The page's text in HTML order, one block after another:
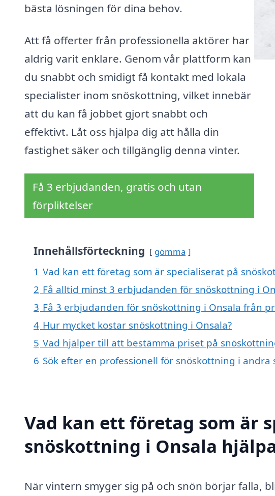
bästa lösningen för dina behov.
Att få offerter från professionella aktörer har
aldrig varit enklare. Genom vår plattform kan
du snabbt och smidigt få kontakt med lokala
specialister inom snöskottning, vilket innebär
att du kan få jobbet gjort snabbt och
effektivt. Låt oss hjälpa dig att hålla din
fastighet säker och tillgänglig denna vinter.
Få 3 erbjudanden, gratis och utan
förpliktelser
Innehållsförteckning gömma
1 Vad kan ett företag som är specialiserat på
2 Få alltid minst 3 erbjudanden för snöskottning i
3 Få 3 erbjudanden för snöskottning i Onsala från
4 Hur mycket kostar snöskottning i Onsala?
5 Vad hjälper till att bestämma priset på
6 Sök efter en professionell för snöskottning i andra
Vad kan ett företag som är
snöskottning i Onsala
När vintern smyger sig på och snön börjar falla,